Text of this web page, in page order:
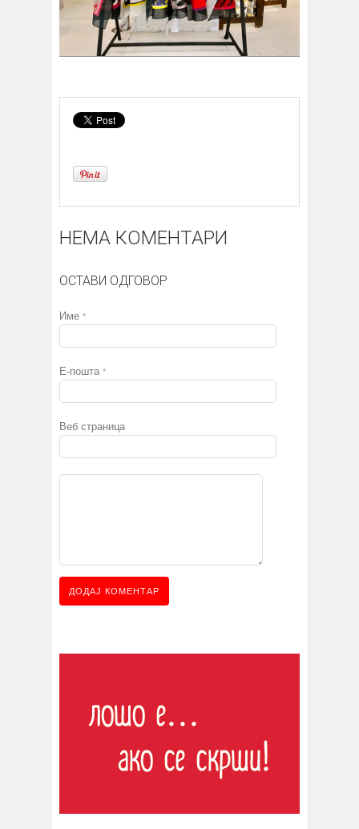
НЕМА КОМЕНТАРИ
ОСТАВИ ОДГОВОР
Име *
Е-пошта *
Веб страница